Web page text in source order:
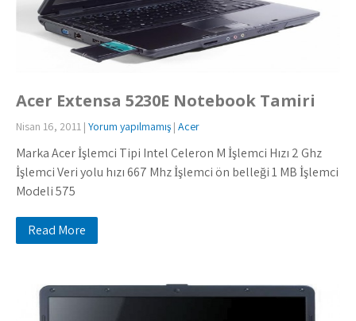
Acer Extensa 5230E Notebook Tamiri
Nisan 16, 2011 | Yorum yapılmamış | Acer
Marka Acer İşlemci Tipi Intel Celeron M İşlemci Hızı 2 Ghz
İşlemci Veri yolu hızı 667 Mhz İşlemci ön belleği 1 MB İşlemci
Modeli 575
Read More